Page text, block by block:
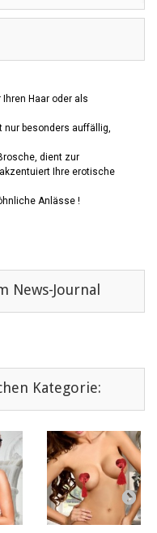
Haar oder als
nur besonders auffällig,
dient zur
Ihre erotische
Anlässe !
News-Journal
Kategorie: